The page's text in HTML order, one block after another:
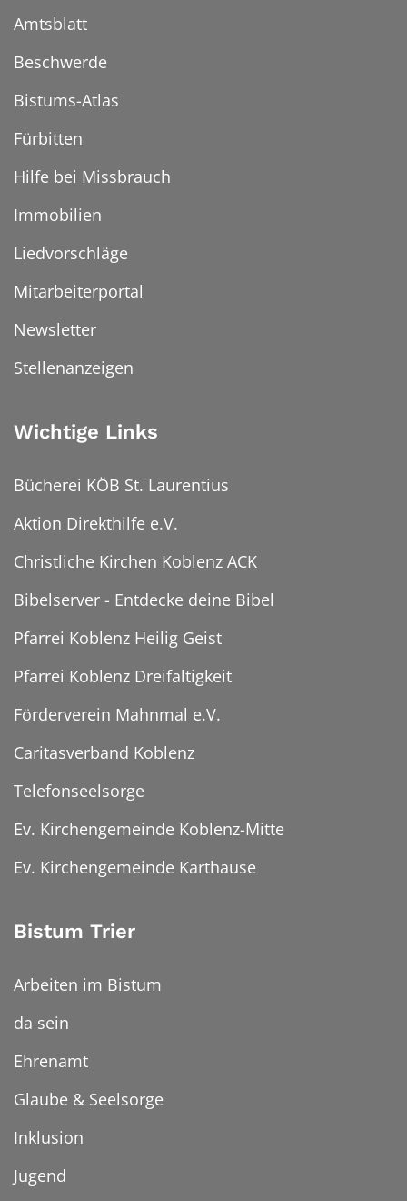
Amtsblatt
Beschwerde
Bistums-Atlas
Fürbitten
Hilfe bei Missbrauch
Immobilien
Liedvorschläge
Mitarbeiterportal
Newsletter
Stellenanzeigen
Wichtige Links
Bücherei KÖB St. Laurentius
Aktion Direkthilfe e.V.
Christliche Kirchen Koblenz ACK
Bibelserver - Entdecke deine Bibel
Pfarrei Koblenz Heilig Geist
Pfarrei Koblenz Dreifaltigkeit
Förderverein Mahnmal e.V.
Caritasverband Koblenz
Telefonseelsorge
Ev. Kirchengemeinde Koblenz-Mitte
Ev. Kirchengemeinde Karthause
Bistum Trier
Arbeiten im Bistum
da sein
Ehrenamt
Glaube & Seelsorge
Inklusion
Jugend